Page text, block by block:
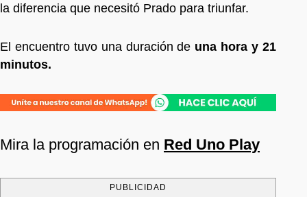
la diferencia que necesitó Prado para triunfar.
El encuentro tuvo una duración de una hora y 21
minutos.
Mira la programación en Red Uno Play
PUBLICIDAD